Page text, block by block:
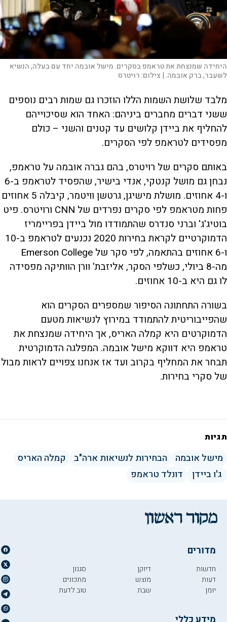
היחידה שמנצחת את טראמפ בסקרים. מישל אובמה יחד עם בעלה, הנשיא
לשעבר, ברק אובמה. | צילום:רויטרס
מלבד שלושת השמות הללו הוזכרו גם שמות רבים נוספים
ששני דברים מחברים ביניהם: האחד הוא שסיכוייהם
להחליף את ביידן קלושים עד קטנים והשני – כולם
מפסידים לטראמפ לפי הסקרים.
באותם סקרים של רויטרס, בהם גברה אובמה על טראמפ,
נבחן גם מושל קנטקי, אנדי בישיר, שהפסיד לטראמפ ב-6
ו-4 אחוזים. מושלת מישיגן, גרטשן וויטמר, קיבלה 5 אחוזים
פחות מטראמפ לפי סקרים נפרדים של CNN ורויטרס. פיט
בוטיג'ג' וברני סנדרס שהתמודדו מול ביידן בפריימריז
הדמוקרטיים לקראת בחירות 2020 נכנעים לטראמפ ב-10
ו-6 אחוזים בהתאמה, לפי סקר של Emerson College
מה-8 ביולי, כשלפי הסקר, אליזבת' וורן הוותיקה מפסידה
לו גם היא ב-10 אחוזים.
בשורה התחתונה הסיפור שמספרים הסקרים הוא
שהפייבוריטית להתמודד במירוץ לנשיאות מטעם
הדמוקרטים היא קמלה האריס, אך היחידה שמנצחת את
טראמפ היא דווקא מישל אובמה. המפלגה הדמוקרטית
תבחר את המחליף בקרוב ועד אז אנחנו צפויים לראות מבול
של סקרי בחירות.
תגיות
מישל אובמה הבחירות לנשיאות ארה"ב
קמלה האריס
ג'ו ביידן
דונלד טראמפ
מדורים
חדשות
דעות
יומן
דיוקן
מוצש
שבת
סגנון
מתכונים
טוב לדעת